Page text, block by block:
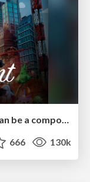
ReactJS: Keep Simple. Everything can be a component!
666 130k